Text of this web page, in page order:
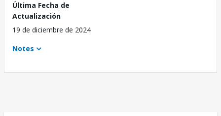
Última Fecha de
Actualización
19 de diciembre de 2024
Notes